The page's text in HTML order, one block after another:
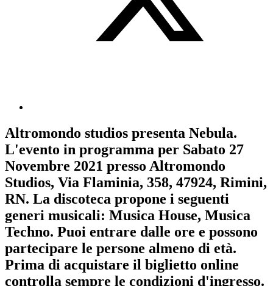
Altromondo studios presenta Nebula.
L'evento in programma per Sabato 27
Novembre 2021 presso Altromondo
Studios, Via Flaminia, 358, 47924, Rimini,
RN. La discoteca propone i seguenti
generi musicali: Musica House, Musica
Techno. Puoi entrare dalle ore e possono
partecipare le persone almeno di età.
Prima di acquistare il biglietto online
controlla sempre le condizioni d'ingresso.